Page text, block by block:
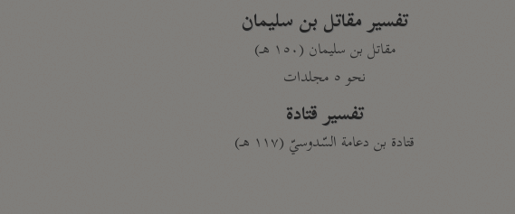
تفسير مقاتل بن سليمان
مقاتل بن سليمان (١٥٠ هـ)
نحو ٥ مجلدات
تفسير قتادة
قتادة بن دعامة السّدوسيّ (١١٧ هـ)